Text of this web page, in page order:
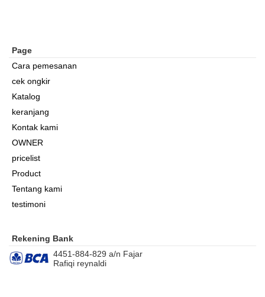
Page
Cara pemesanan
cek ongkir
Katalog
keranjang
Kontak kami
OWNER
pricelist
Product
Tentang kami
testimoni
Rekening Bank
4451-884-829 a/n Fajar
Rafiqi reynaldi